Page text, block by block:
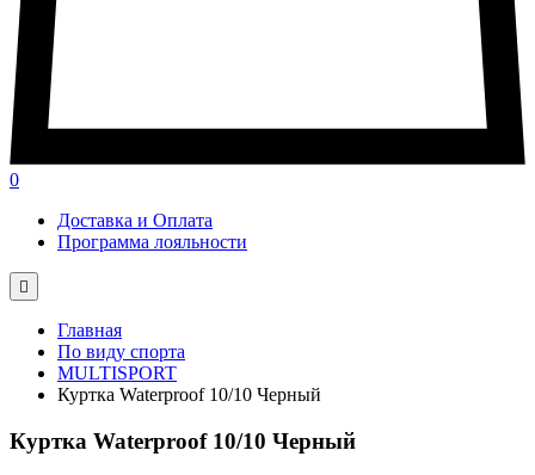
0
Доставка и Оплата
Программа лояльности

Главная
По виду спорта
MULTISPORT
Куртка Waterproof 10/10 Черный
Куртка Waterproof 10/10 Черный